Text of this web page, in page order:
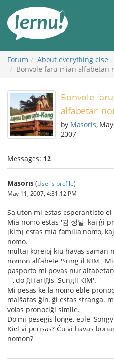
the
content
Forum
About everything else
Bonvole faru mian alfabetan
Bonvole
alfabetan
by Masoris,
2007
Messages: 12
Masoris (User's profile)
May 11, 2007, 4:31:12 PM
Saluton mi estas esperantisto el
Mia nomo estas '김 성일' kaj ĝi
[kim] estas mia familia nomo,
nomo.
multaj koreioj kiu havas saman
nomon alfabete 'Sung-il KIM'.
pasporto mi povas nur
'-', do ĝi fariĝis 'Sungil KIM'.
Mi pesas ke la nomo eble
malŝatas ĝin, ĝi estas stranga.
volas pronociĝi simile.
Do mi pesegis longe, eble
Kiel vi pensas? Ĉu vi havas
nomon?